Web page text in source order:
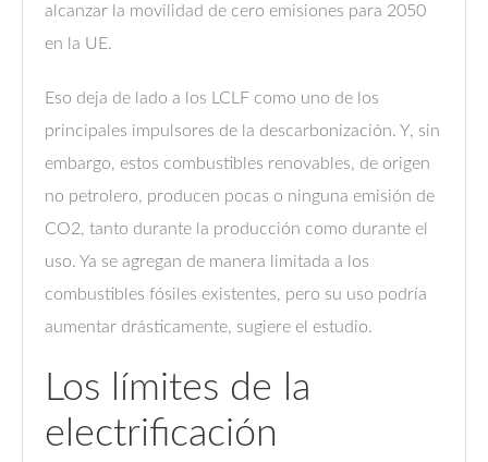
alcanzar la movilidad de cero emisiones para 2050
en la UE.
Eso deja de lado a los LCLF como uno de los
principales impulsores de la descarbonización. Y, sin
embargo, estos combustibles renovables, de origen
no petrolero, producen pocas o ninguna emisión de
CO2, tanto durante la producción como durante el
uso. Ya se agregan de manera limitada a los
combustibles fósiles existentes, pero su uso podría
aumentar drásticamente, sugiere el estudio.
Los límites de la
electrificación